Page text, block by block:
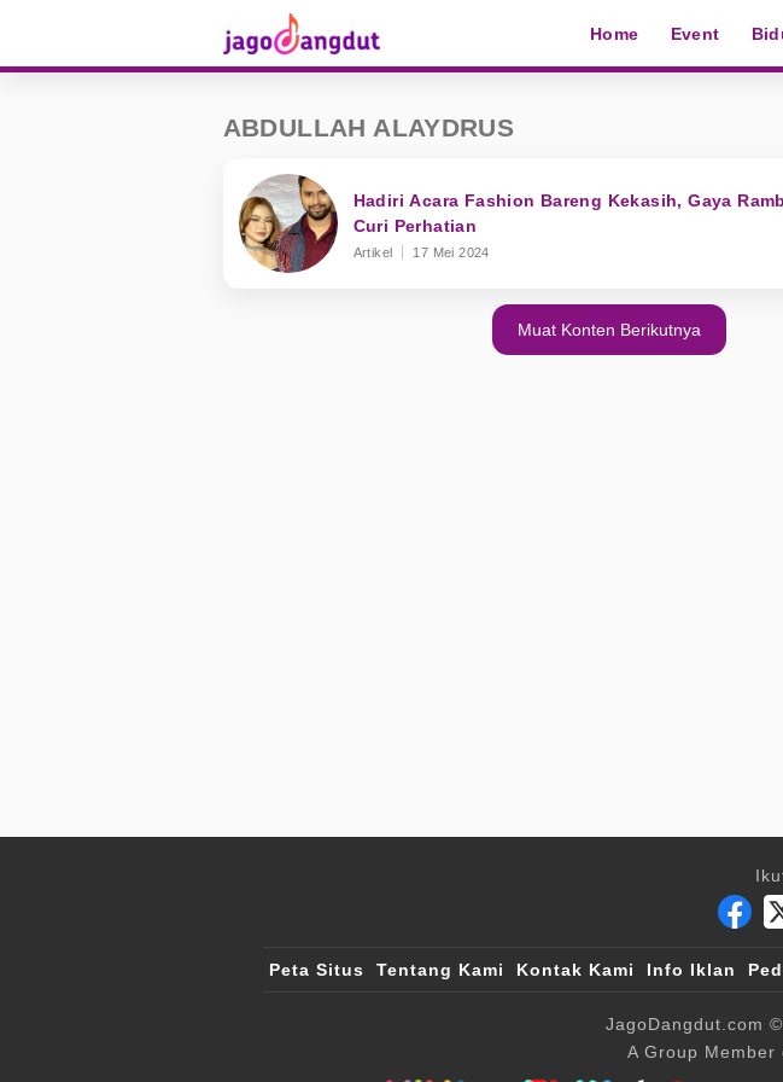
Home Event
ABDULLAH ALAYDRUS
Hadiri Acara Fashion Bareng Kekasih, Gaya
Curi Perhatian
Artikel 17 Mei 2024
Muat Konten Berikutnya
Peta Situs Tentang Kami Kontak Kami Info Iklan
JagoDangdut.com
A Group Member